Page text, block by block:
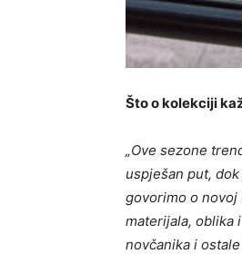
Što o kolekciji
„Ove sezone
uspješan put,
govorimo o novoj
materijala, oblika
novčanika i